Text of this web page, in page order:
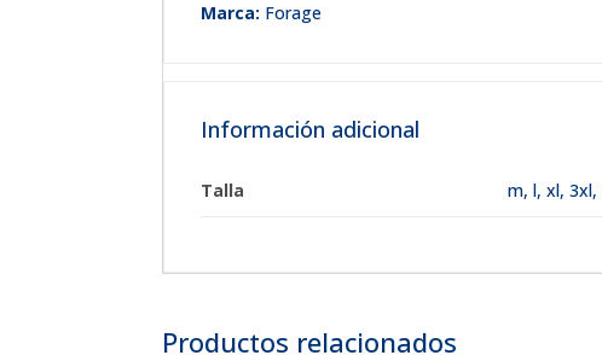
Marca: Forage
Información adicional
Talla m,l,xl,3xl,
Productos relacionados